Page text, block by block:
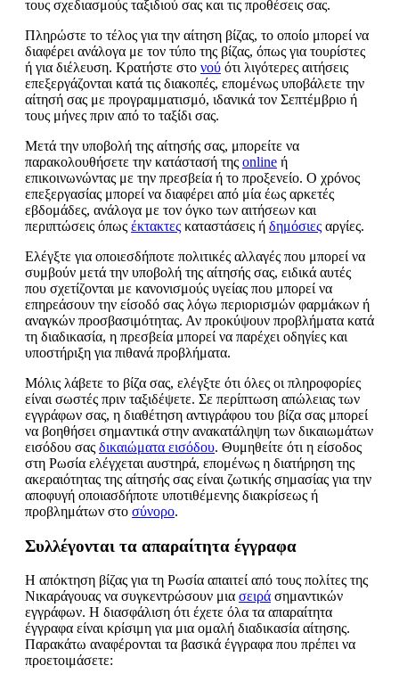
τους σχεδιασμούς ταξιδιού σας και τις προθέσεις σας.
Πληρώστε το τέλος για την αίτηση βίζας, το οποίο μπορεί να
διαφέρει ανάλογα με τον τύπο της βίζας, όπως για τουρίστες
ή για διέλευση. Κρατήστε στο νού ότι λιγότερες αιτήσεις
επεξεργάζονται κατά τις διακοπές, επομένως υποβάλετε την
αίτησή σας με προγραμματισμό, ιδανικά τον Σεπτέμβριο ή
τους μήνες πριν από το ταξίδι σας.
Μετά την υποβολή της αίτησής σας, μπορείτε να
παρακολουθήσετε την κατάστασή της online ή
επικοινωνώντας με την πρεσβεία ή το προξενείο. Ο χρόνος
επεξεργασίας μπορεί να διαφέρει από μία έως αρκετές
εβδομάδες, ανάλογα με τον όγκο των αιτήσεων και
περιπτώσεις όπως έκτακτες καταστάσεις ή δημόσιες αργίες.
Ελέγξτε για οποιεσδήποτε πολιτικές αλλαγές που μπορεί να
συμβούν μετά την υποβολή της αίτησής σας, ειδικά αυτές
που σχετίζονται με κανονισμούς υγείας που μπορεί να
επηρεάσουν την είσοδό σας λόγω περιορισμών φαρμάκων ή
αναγκών προσβασιμότητας. Αν προκύψουν προβλήματα κατά
τη διαδικασία, η πρεσβεία μπορεί να παρέχει οδηγίες και
υποστήριξη για πιθανά προβλήματα.
Μόλις λάβετε το βίζα σας, ελέγξτε ότι όλες οι πληροφορίες
είναι σωστές πριν ταξιδέψετε. Σε περίπτωση απώλειας των
εγγράφων σας, η διαθέτηση αντιγράφου του βίζα σας μπορεί
να βοηθήσει σημαντικά στην ανακατάληψη των δικαιωμάτων
εισόδου σας δικαιώματα εισόδου. Θυμηθείτε ότι η είσοδος
στη Ρωσία ελέγχεται αυστηρά, επομένως η διατήρηση της
ακεραιότητας της αίτησής σας είναι ζωτικής σημασίας για την
αποφυγή οποιασδήποτε υποτιθέμενης διακρίσεως ή
προβλημάτων στο σύνορο.
Συλλέγονται τα απαραίτητα έγγραφα
Η απόκτηση βίζας για τη Ρωσία απαιτεί από τους πολίτες της
Νικαράγουας να συγκεντρώσουν μια σειρά σημαντικών
εγγράφων. Η διασφάλιση ότι έχετε όλα τα απαραίτητα
έγγραφα είναι κρίσιμη για μια ομαλή διαδικασία αίτησης.
Παρακάτω αναφέρονται τα βασικά έγγραφα που πρέπει να
προετοιμάσετε: